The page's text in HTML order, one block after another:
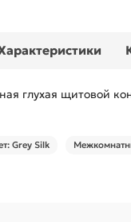
глухая щитовой
Grey Silk